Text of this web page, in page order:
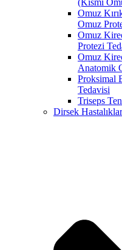
(Kısmi
Omuz
Omuz
Omuz
Protezi
Omuz
Anatomik
Proksimal
Tedavisi
Triseps
Dirsek